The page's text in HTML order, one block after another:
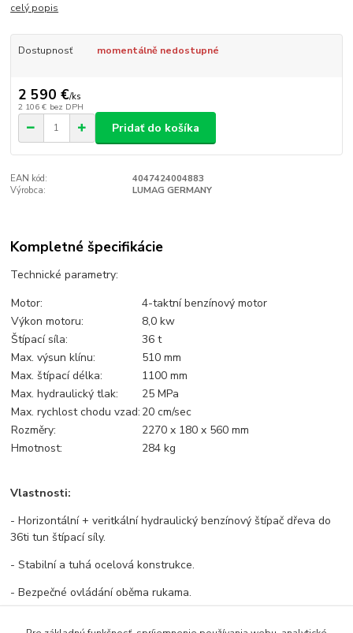
celý popis
Dostupnosť momentálně nedostupné
2 590 €/ks
2 106 € bez DPH
Pridať do košíka
EAN kód:
4047424004883
Výrobca:
LUMAG GERMANY
Kompletné špecifikácie
Technické parametry:
Motor:
4-taktní benzínový motor
Výkon motoru:
8,0 kw
Štípací síla:
36 t
Max. výsun klínu:
510 mm
Max. štípací délka:
1100 mm
Max. hydraulický tlak:
25 MPa
Max. rychlost chodu vzad: 20 cm/sec
Rozměry:
2270 x 180 x 560 mm
Hmotnost:
284 kg
Vlastnosti:
- Horizontální + veritkální hydraulický benzínový štípač dřeva do
36ti tun štípací síly.
- Stabilní a tuhá ocelová konstrukce.
- Bezpečné ovládání oběma rukama.